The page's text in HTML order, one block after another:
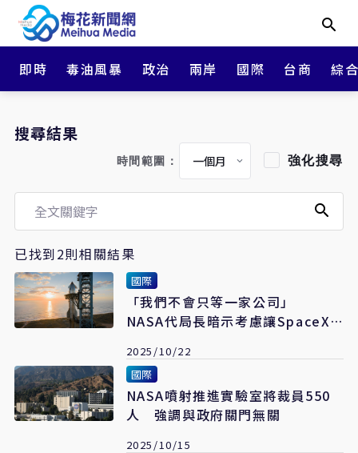
即時 毒油風暴 政治 兩岸 國際 台商 綜
搜尋結果
時間範圍： 強化搜尋
已找到2則相關結果
國際
「我們不會只等一家公司」
NASA代局長暗示考慮讓SpaceX
2025/10/22
國際
NASA噴射推進實驗室將裁員550
人 強調與政府關門無關
2025/10/15